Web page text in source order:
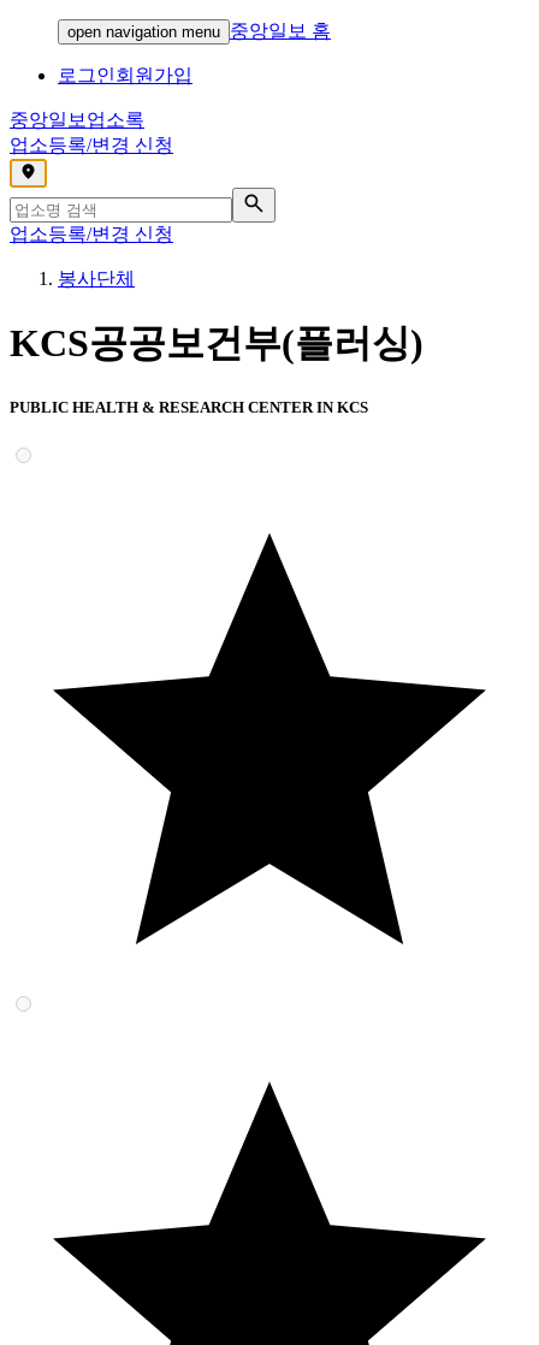
open navigation menu 중앙일보 홈
로그인회원가입
중앙일보 업소록
업소등록/변경 신청
,
업소등록/변경 신청
봉사단체
KCS공공보건부(플러싱)
PUBLIC HEALTH & RESEARCH CENTER IN KCS